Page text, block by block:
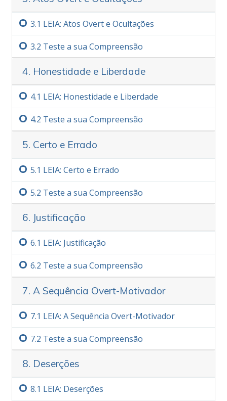
Nota Importante
Ao fazer este curso, certifique-se muito,
muito bem de nunca deixar passar uma
palavra que não compreenda totalmente. A
única razão pela qual uma pessoa desiste de
um estudo ou fica confusa ou incapaz de
aprender é porque deixou passar uma
palavra que não foi compreendida.
LEIA: Atos Overt e Ocultações
Teste a sua Compreensão
4. Honestidade e Liberdade
LEIA: Honestidade e Liberdade
Teste a sua Compreensão
5. Certo e Errado
LEIA: Certo e Errado
Teste a sua Compreensão
6. Justificação
LEIA: Justificação
Teste a sua Compreensão
7. A Sequência Overt-Motivador
LEIA: A Sequência Overt-Motivador
Teste a sua Compreensão
8. Deserções
LEIA: Deserções